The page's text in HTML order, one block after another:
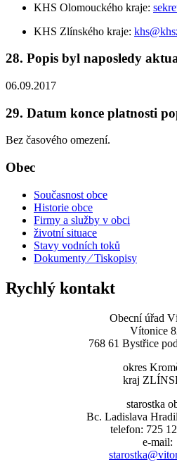
KHS Olomouckého kraje:
KHS Zlínského kraje:
28. Popis byl naposledy
06.09.2017
29. Datum konce platnosti
Bez časového omezení.
Obec
Současnost obce
Historie obce
Firmy a služby v obci
životní situace
Stavy vodních toků
Dokumenty ⁄ Tiskopisy
Rychlý kontakt
Obecní úřad
Vítonice
768 61 Bystřice
okres
kraj
starostka
Bc. Ladislava
telefon: 725
e-mail: